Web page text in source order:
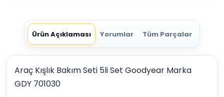
Ürün Açıklaması Yorumlar Tüm Parçalar
Araç Kışlık Bakım Seti 5li Set Goodyear Marka
GDY 701030